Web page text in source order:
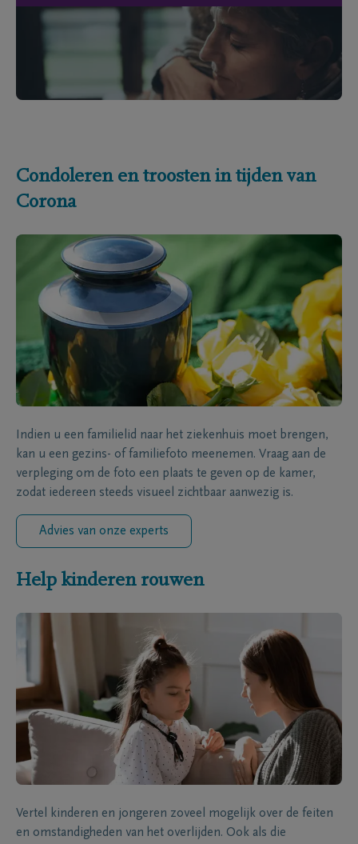
Condoleren en troosten in tijden van
Corona
Indien u een familielid naar het ziekenhuis moet brengen,
kan u een gezins- of familiefoto meenemen. Vraag aan de
verpleging om de foto een plaats te geven op de kamer,
zodat iedereen steeds visueel zichtbaar aanwezig is.
Advies van onze experts
Help kinderen rouwen
Vertel kinderen en jongeren zoveel mogelijk over de feiten
en omstandigheden van het overlijden. Ook als die